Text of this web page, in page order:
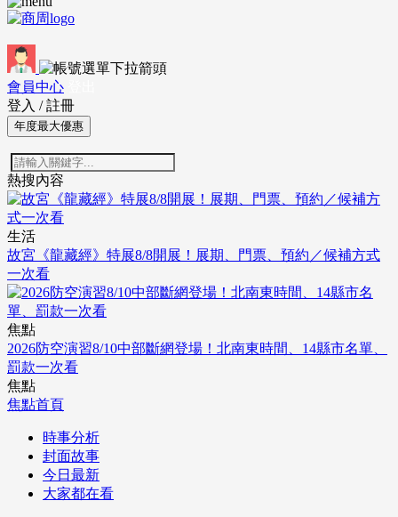
會員中心
登入 / 註冊
年度最大優惠
熱搜內容
生活
故宮《龍藏經》特展8/8開展！展期、門票、預約／候補方式
一次看
焦點
2026防空演習8/10中部斷網登場！北南東時間、14縣市名單、
罰款一次看
焦點
焦點首頁
時事分析
封面故事
今日最新
大家都在看